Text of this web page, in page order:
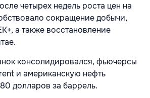
четырех недель роста цен на
сокращение добычи,
а также восстановление
консолидировался, фьючерсы
и американскую нефть
долларов за баррель.